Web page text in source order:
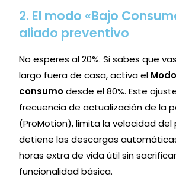
2. El modo «Bajo
aliado preventivo
No esperes al 20%. Si sabes que
largo fuera de casa, activa el
consumodesde el 80%. Este
frecuencia de actualización de la
(ProMotion), limita la velocidad del
detiene las descargas
horas extra de vida útil sin
funcionalidad básica.